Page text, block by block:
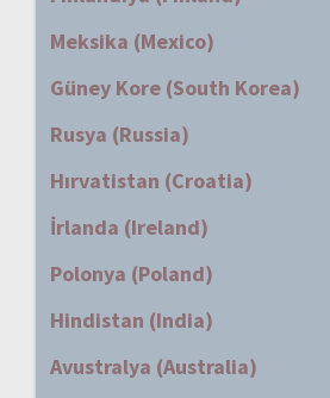
Meksika (Mexico)
Güney Kore (South Korea)
Rusya (Russia)
Hırvatistan (Croatia)
İrlanda (Ireland)
Polonya (Poland)
Hindistan (India)
Avustralya (Australia)